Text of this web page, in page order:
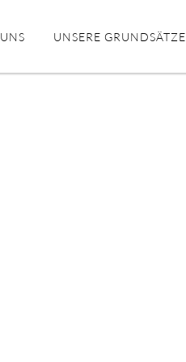
UNSERE GRUNDSÄTZE